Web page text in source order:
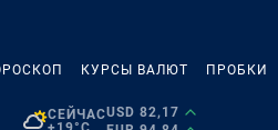
КУРСЫ ВАЛЮТ ПРОБКИ
СЕЙЧАСUSD 82,17